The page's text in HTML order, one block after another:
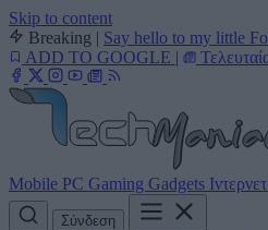
Skip to content
Breaking | Say hello to my little
ADD TO GOOGLE |
Mobile PC Gaming Gadgets Ιντερνετ
Σύνδεση